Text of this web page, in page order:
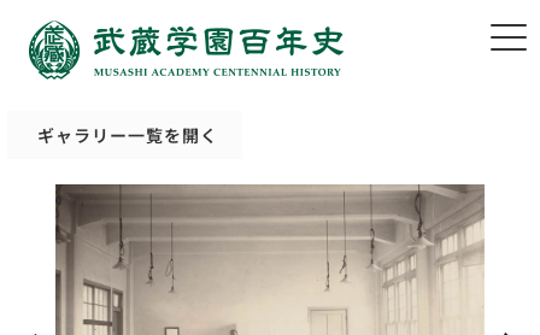
ギャラリー一覧を開く